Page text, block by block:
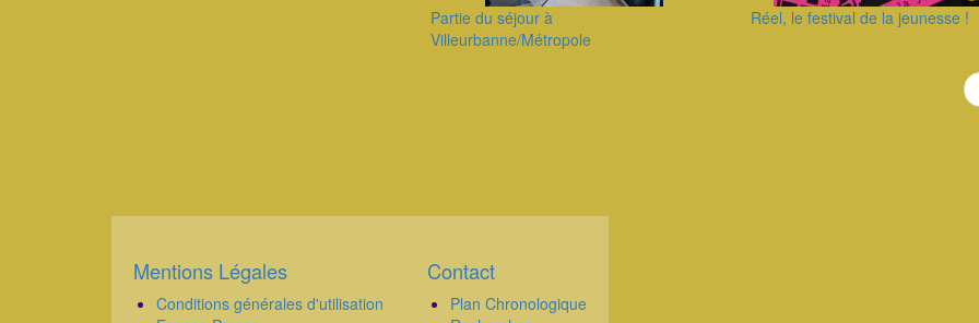
Partie du séjour à
Villeurbanne/Métropole
Réel, le festival de la jeunesse !
Corps
Mentions Légales
Conditions générales d'utilisation
Corps
Contact
Plan Chronologique